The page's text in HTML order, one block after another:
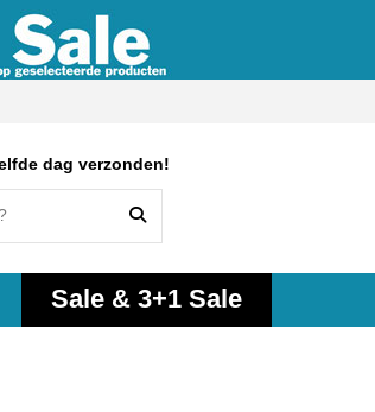
dag verzonden!
Sale & 3+1 Sale